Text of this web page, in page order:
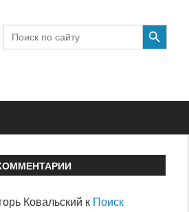
Search
for:
SEARCH BUTTON
Ковальский к Поиск